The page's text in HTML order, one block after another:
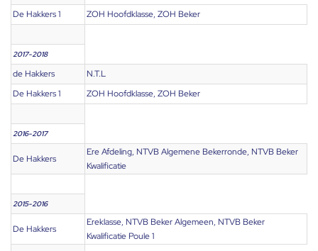
De Hakkers 1 ZOH Hoofdklasse, ZOH Beker
2017-2018
de Hakkers
N.T.L
De Hakkers 1
ZOH Hoofdklasse, ZOH Beker
2016-2017
De Hakkers
Ere Afdeling, NTVB Algemene Bekerronde, NTVB Beker
Kwalificatie
2015-2016
De Hakkers
Ereklasse, NTVB Beker Algemeen, NTVB Beker
Kwalificatie Poule 1